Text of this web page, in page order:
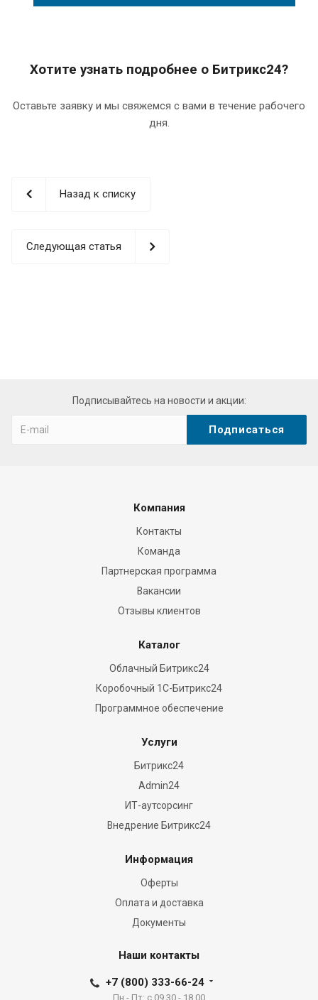
Хотите узнать подробнее о Битрикс24?
Оставьте заявку и мы свяжемся с вами в течение рабочего
дня.
Назад к списку
Следующая статья
Подписывайтесь на новости и акции:
Компания
Контакты
Команда
Партнерская программа
Вакансии
Отзывы клиентов
Каталог
Облачный Битрикс24
Коробочный 1С-Битрикс24
Программное обеспечение
Услуги
Битрикс24
Admin24
ИТ-аутсорсинг
Внедрение Битрикс24
Информация
Оферты
Оплата и доставка
Документы
Наши контакты
+7 (800) 333-66-24
Пн - Пт: с 09.30 - 18.00